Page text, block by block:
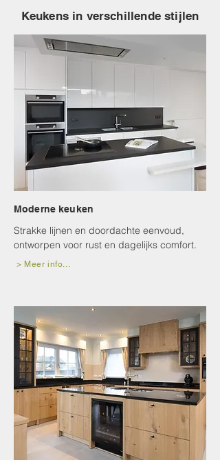
Keukens in verschillende stijlen
Moderne keuken
Strakke lijnen en doordachte eenvoud,
ontworpen voor rust en dagelijks comfort.
> Meer info...